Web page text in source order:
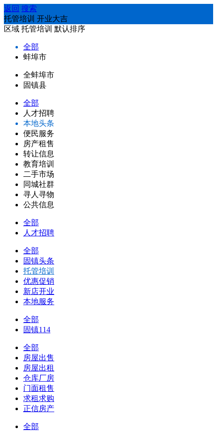
返回 搜索
托管培训 开业大吉
区域 托管培训 默认排序
全部
蚌埠市
全蚌埠市
固镇县
全部
人才招聘
本地头条
便民服务
房产租售
转让信息
教育培训
二手市场
同城社群
寻人寻物
公共信息
全部
人才招聘
全部
固镇头条
托管培训
优惠促销
新店开业
本地服务
全部
固镇114
全部
房屋出售
房屋出租
仓库厂房
门面租售
求租求购
正信房产
全部